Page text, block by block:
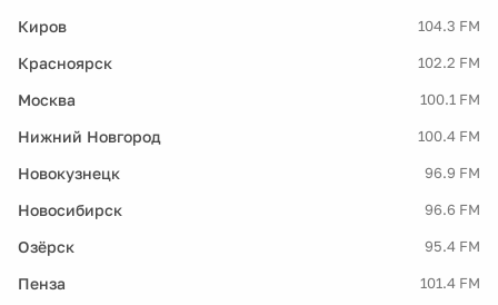
Киров 104.3 FM
Красноярск 102.2 FM
Москва 100.1 FM
Нижний Новгород 100.4 FM
Новокузнецк 96.9 FM
Новосибирск 96.6 FM
Озёрск 95.4 FM
Пенза 101.4 FM